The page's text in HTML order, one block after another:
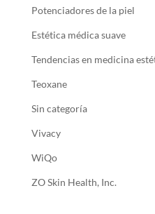
Potenciadores de la piel
Estética médica suave
Tendencias en medicina
Teoxane
Sin categoría
Vivacy
WiQo
ZO Skin Health, Inc.